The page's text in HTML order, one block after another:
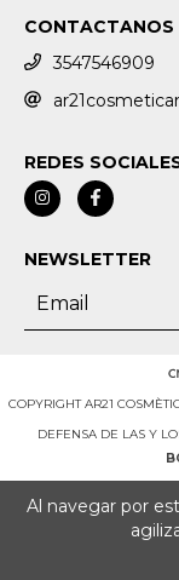
Al navegar por
CONTACTANOS
3547546909
REDES
NEWSLETTER
COPYRIGHT AR21
DEFENSA DE LAS Y